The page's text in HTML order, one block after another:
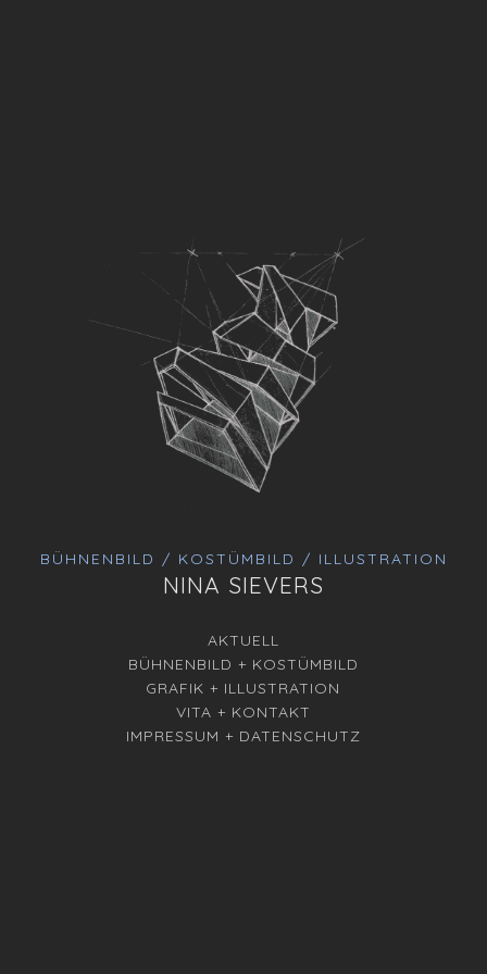
BÜHNENBILD / KOSTÜMBILD / ILLUSTRATION
NINA SIEVERS
AKTUELL
BÜHNENBILD + KOSTÜMBILD
GRAFIK + ILLUSTRATION
VITA + KONTAKT
IMPRESSUM + DATENSCHUTZ